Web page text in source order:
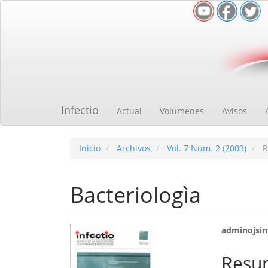
Infectio Actual Volumenes Avisos
Inicio Archivos Vol. 7 Núm. 2 (2003)
Bacteriologìa
Barra
lateral